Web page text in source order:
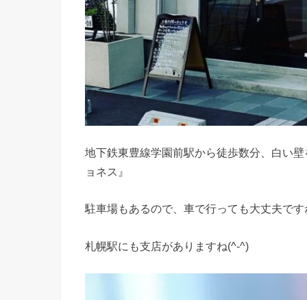
地下鉄東豊線学園前駅から徒歩数分、白い
ョネス』
駐車場もあるので、車で行っても大丈夫です
札幌駅にも支店がありますね(^-^)